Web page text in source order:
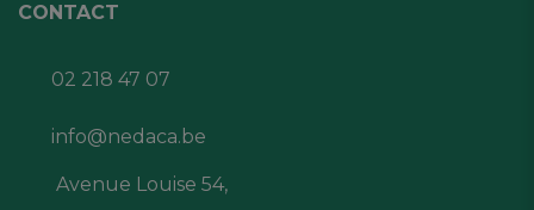
CONTACT
02 218 47 07
info@nedaca.be
Avenue Louise 54,